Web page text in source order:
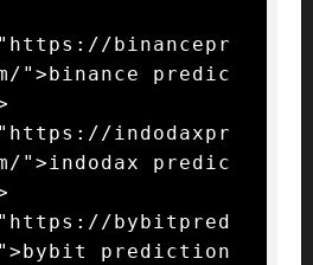
binancepr
">binance predic
indodaxpr
">indodax predic
bybitpred
prediction